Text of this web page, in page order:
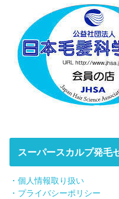
スーパースカルプ発毛
・個人情報取り扱い
・プライバシーポリシー